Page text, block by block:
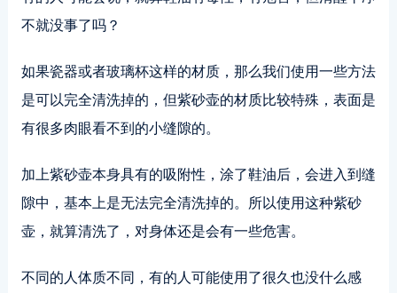
不就没事了吗？
如果瓷器或者玻璃杯这样的材质，那么我们使用一些方法
是可以完全清洗掉的，但紫砂壶的材质比较特殊，表面是
有很多肉眼看不到的小缝隙的。
加上紫砂壶本身具有的吸附性，涂了鞋油后，会进入到缝
隙中，基本上是无法完全清洗掉的。所以使用这种紫砂
壶，就算清洗了，对身体还是会有一些危害。
不同的人体质不同，有的人可能使用了很久也没什么感